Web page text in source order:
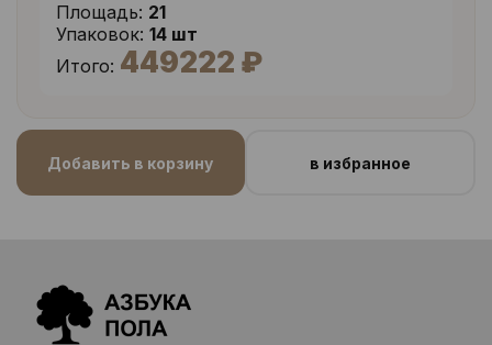
Площадь: 21
Упаковок: 14 шт
Итого: 449222 ₽
Добавить в корзину в избранное